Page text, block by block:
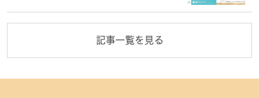
記事一覧を見る